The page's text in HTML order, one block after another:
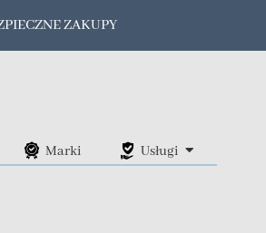
ZAKUPY
Marki Usługi